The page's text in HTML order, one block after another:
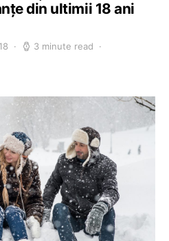
din ultimii 18 ani
3 minute read